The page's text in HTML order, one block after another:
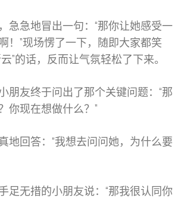
急急地冒出一句：“那你让她感受一
！”现场愣了一下，随即大家都笑
”的话，反而让气氛轻松了下来。
朋友终于问出了那个关键问题：“那
你现在想做什么？”
地回答：“我想去问问她，为什么要
足无措的小朋友说：“那我很认同你